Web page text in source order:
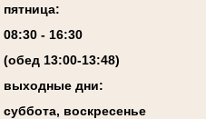
пятница:
08:30 - 16:30
(обед 13:00-13:48)
выходные дни:
суббота, воскресенье